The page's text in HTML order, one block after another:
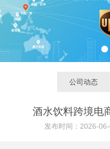
公司动态
酒水饮料跨境电
发布时间：2026-